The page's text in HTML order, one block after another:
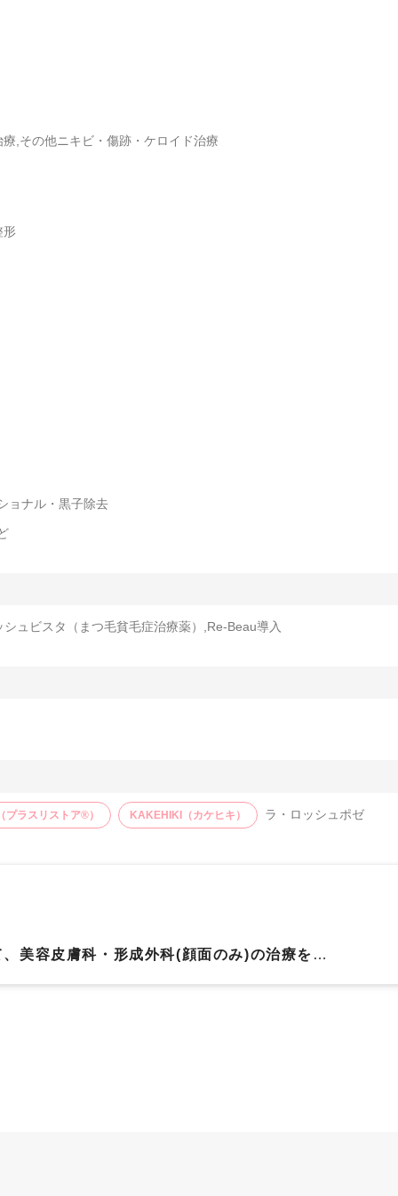
,その他ニキビ・傷跡・ケロイド治療
形
ョナル・黒子除去
ュビスタ（まつ毛貧毛症治療薬）,Re-Beau導入
ラスリストア®） KAKEHIKI（カケヒキ） ラ・ロッシュポゼ
美容皮膚科・形成外科(顔面のみ)の治療を行